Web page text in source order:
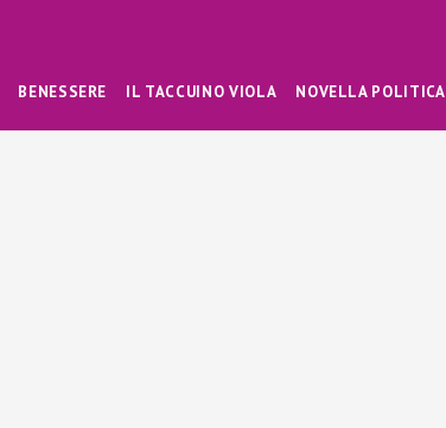
BENESSERE IL TACCUINO VIOLA NOVELLA POLITICA